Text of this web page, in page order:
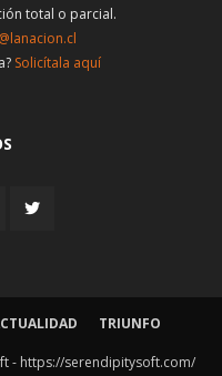
total o parcial.
Solicítala aquí
TRIUNFO
- https://serendipitysoft.com/